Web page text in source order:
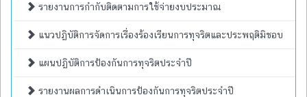
รายงานการกำกับติดตามการใช้จ่ายงบประมาณ
แนวปฏิบัติการจัดการเรื่องร้องเรียนการทุจริตและประพฤติมิชอบ
แผนปฏิบัติการป้องกันการทุจริตประจำปี
รายงานผลการดำเนินการป้องกันการทุจริตประจำปี